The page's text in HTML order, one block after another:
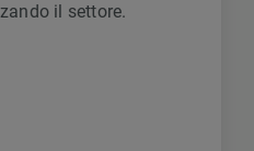
il settore.